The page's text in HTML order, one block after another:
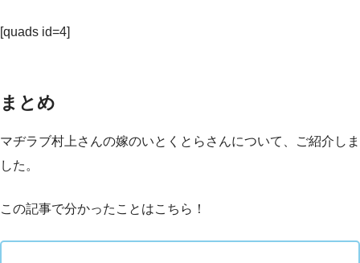
[quads id=4]
まとめ
マヂラブ村上さんの嫁のいとくとらさんについて、ご紹介しま
した。
この記事で分かったことはこちら！